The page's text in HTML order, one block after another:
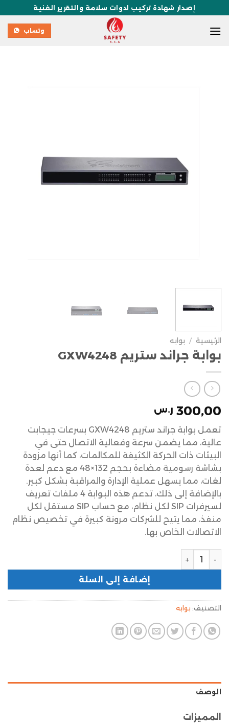
إصدار شهادة تركيب ادوات سلامة والتقرير الفنية
وتساب
الرئيسية / بوابه
بوابة جراند ستريم GXW4248
300,00 ر.س
تعمل بوابة جراند ستريم GXW4248 بسرعات جيجابت
عالية، مما يضمن سرعة وفعالية الاتصال حتى في
البيئات ذات الحركة الكثيفة للمكالمات، كما أنها مزودة
بشاشة رسومية مضاءة بحجم 132×48 مع دعم لعدة
لغات، مما يسهل عملية الإدارة والمراقبة بشكل كبير.
بالإضافة إلى ذلك، تدعم هذه البوابة 4 ملفات تعريف
لسيرفرات SIP لكل نظام، مع حساب SIP مستقل لكل
منفذ، مما يتيح للشركات مرونة كبيرة في تخصيص نظام
الاتصالات الخاص بها.
إضافة إلى السلة
التصنيف: بوابه
الوصف
المميزات